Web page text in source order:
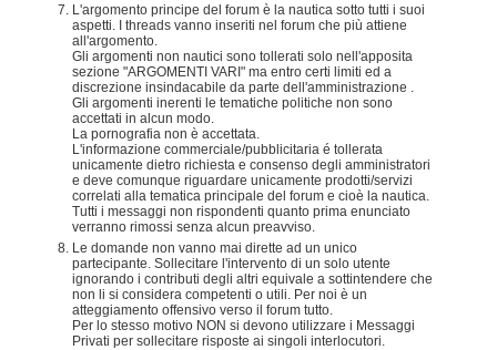
L'argomento principe del forum è la nautica sotto tutti i suoi
aspetti. I threads vanno inseriti nel forum che più attiene
all'argomento.
Gli argomenti non nautici sono tollerati solo nell'apposita
sezione "ARGOMENTI VARI" ma entro certi limiti ed a
discrezione insindacabile da parte dell'amministrazione .
Gli argomenti inerenti le tematiche politiche non sono
accettati in alcun modo.
La pornografia non è accettata.
L'informazione commerciale/pubblicitaria é tollerata
unicamente dietro richiesta e consenso degli amministratori
e deve comunque riguardare unicamente prodotti/servizi
correlati alla tematica principale del forum e cioè la nautica.
Tutti i messaggi non rispondenti quanto prima enunciato
verranno rimossi senza alcun preavviso.
Le domande non vanno mai dirette ad un unico
partecipante. Sollecitare l'intervento di un solo utente
ignorando i contributi degli altri equivale a sottintendere che
non li si considera competenti o utili. Per noi è un
atteggiamento offensivo verso il forum tutto.
Per lo stesso motivo NON si devono utilizzare i Messaggi
Privati per sollecitare risposte ai singoli interlocutori.